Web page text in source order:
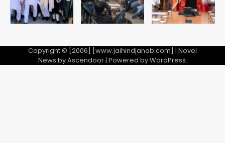
Copyright © [2006] [www.jaihindjanab.com] | Novel
News byAscendoor| Powered byWordPress.